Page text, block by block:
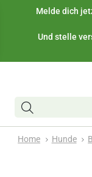
Melde dich
Und stelle
Home Hunde